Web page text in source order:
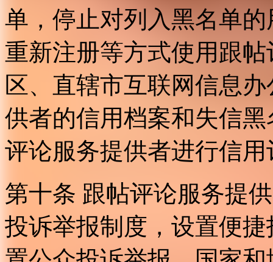
单，停止对列入黑名单
重新注册等方式使用跟
区、直辖市互联网信息
供者的信用档案和失信
评论服务提供者进行信用
第十条 跟帖评论服务提
投诉举报制度，设置便